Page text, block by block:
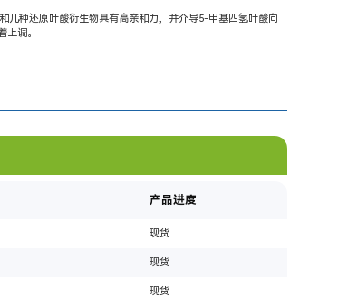
种还原叶酸衍生物具有高亲和力，并介导5-甲基四氢叶酸向
调。
产品进度
现货
现货
现货